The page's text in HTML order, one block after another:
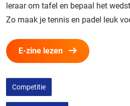
leraar om tafel en bepaal het
Zo maak je tennis en padel leuk
E-zine lezen
Competitie